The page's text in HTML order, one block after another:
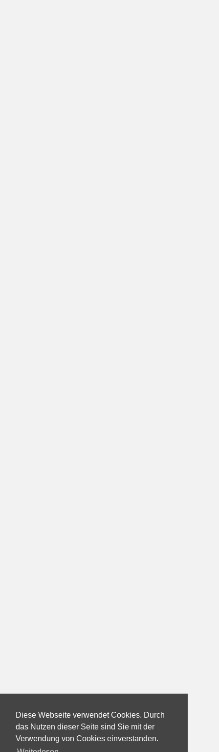
Diese Webseite verwendet Cookies. Durch
das Nutzen dieser Seite sind Sie mit der
Verwendung von Cookies einverstanden.